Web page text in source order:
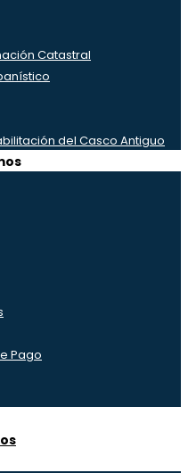
Catastral
del Casco Antiguo
Pago